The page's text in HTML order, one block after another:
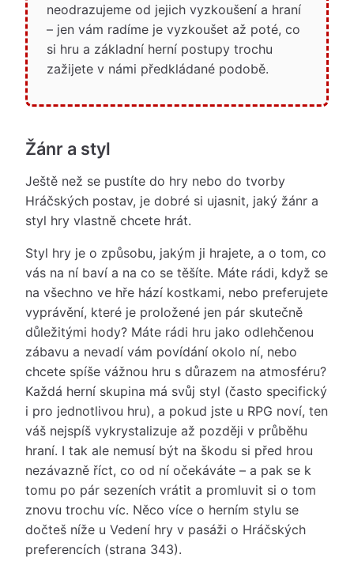
neodrazujeme od jejich vyzkoušení a hraní
– jen vám radíme je vyzkoušet až poté, co
si hru a základní herní postupy trochu
zažijete v námi předkládané podobě.
Žánr a styl
Ještě než se pustíte do hry nebo do tvorby
Hráčských postav, je dobré si ujasnit, jaký žánr a
styl hry vlastně chcete hrát.
Styl hry je o způsobu, jakým ji hrajete, a o tom, co
vás na ní baví a na co se těšíte. Máte rádi, když se
na všechno ve hře hází kostkami, nebo preferujete
vyprávění, které je proložené jen pár skutečně
důležitými hody? Máte rádi hru jako odlehčenou
zábavu a nevadí vám povídání okolo ní, nebo
chcete spíše vážnou hru s důrazem na atmosféru?
Každá herní skupina má svůj styl (často specifický
i pro jednotlivou hru), a pokud jste u RPG noví, ten
váš nejspíš vykrystalizuje až později v průběhu
hraní. I tak ale nemusí být na škodu si před hrou
nezávazně říct, co od ní očekáváte – a pak se k
tomu po pár sezeních vrátit a promluvit si o tom
znovu trochu víc. Něco více o herním stylu se
dočteš níže u Vedení hry v pasáži o Hráčských
preferencích (strana 343).